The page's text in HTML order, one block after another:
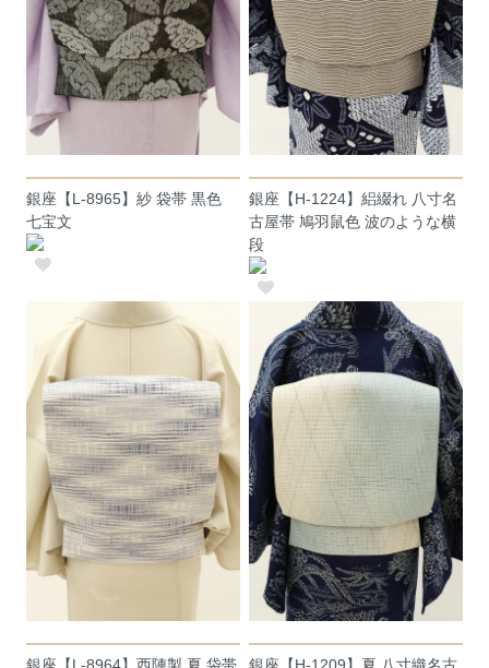
銀座【L-8965】紗 袋帯 黒色
七宝文
銀座【H-1224】絽綴れ 八寸名
古屋帯 鳩羽鼠色 波のような横
段